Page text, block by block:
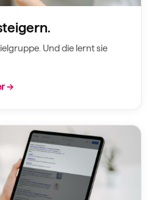
Und die lernt sie
→